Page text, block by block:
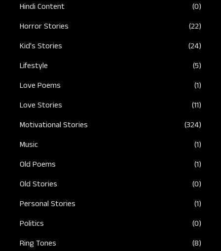
Hindi Content
(0)
Horror Stories
(22)
Kid's Stories
(24)
Lifestyle
(5)
Love Poems
(1)
Love Stories
(11)
Motivational Stories
(324)
Music
(1)
Old Poems
(1)
Old Stories
(0)
Personal Stories
(1)
Politics
(0)
Ring Tones
(8)